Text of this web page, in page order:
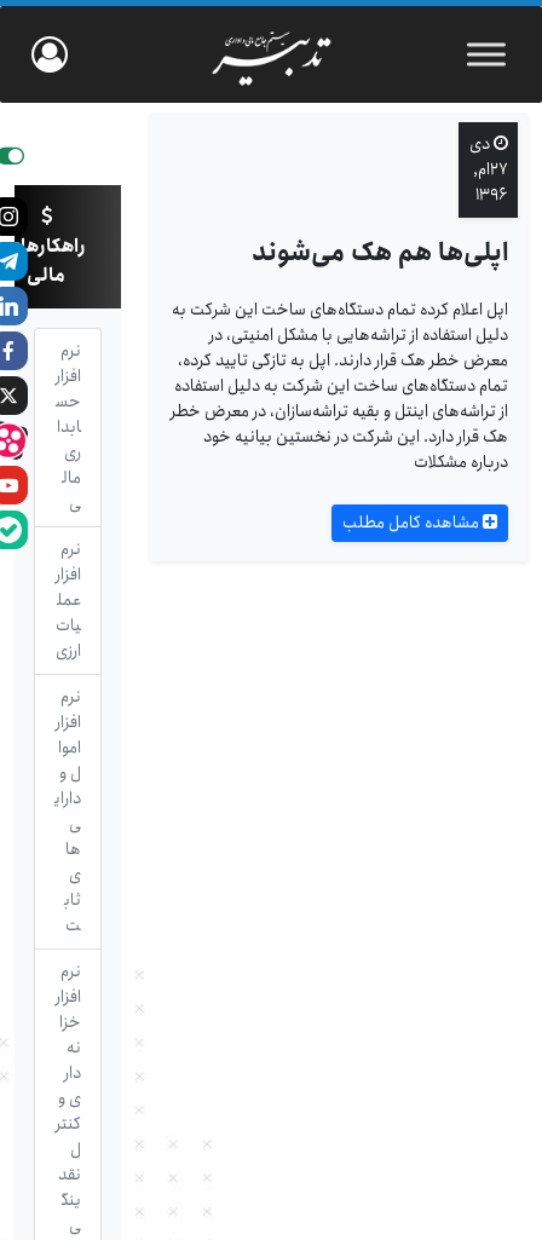
دی
۲۷ام,
۱۳۹۶
اپلی‌ها هم هک می‌شوند
اپل اعلام کرده تمام دستگاه‌های ساخت این شرکت به
دلیل استفاده از تراشه‌هایی با مشکل امنیتی، در
معرض خطر هک قرار دارند. اپل به تازگی تایید کرده،
تمام دستگاه‌های ساخت این شرکت به دلیل استفاده
از تراشه‌های اینتل و بقیه تراشه‌سازان، در معرض خطر
هک قرار دارد. این شرکت در نخستین بیانیه خود
درباره مشکلات
مشاهده کامل مطلب
راهکارهای
مالی
نرم
افزار
حس
ابدا
ری
مال
ی
نرم
افزار
عمل
یات
ارزی
نرم
افزار
اموا
ل و
دارای
ی
ها
ی
ثاب
ت
نرم
افزار
خزا
نه
دار
ی و
کنتر
نقد
ینگ
ی